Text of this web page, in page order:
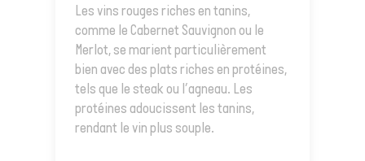
Les vins rouges riches en tanins,
comme le Cabernet Sauvignon ou le
Merlot, se marient particulièrement
bien avec des plats riches en protéines,
tels que le steak ou l’agneau. Les
protéines adoucissent les tanins,
rendant le vin plus souple.